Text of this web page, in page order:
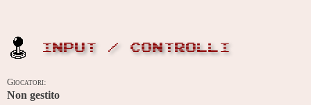
INPUT / CONTROLLI
Giocatori:
Non gestito